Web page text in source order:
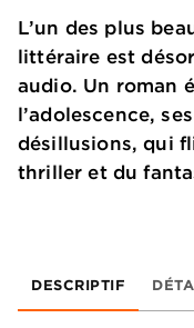
L’un des plus
littéraire est
audio. Un roman
l’adolescence,
désillusions, qui
thriller et du
DESCRIPTIF